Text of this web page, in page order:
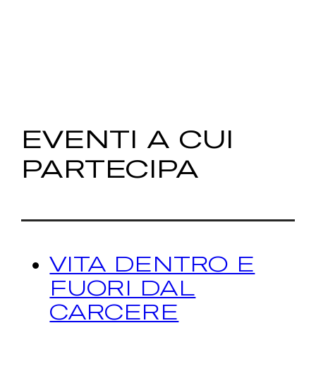
EVENTI A CUI
PARTECIPA
VITA DENTRO E
FUORI DAL
CARCERE